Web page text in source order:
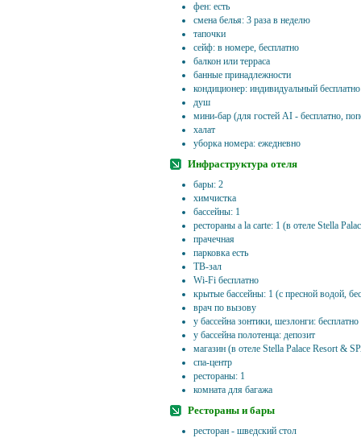
фен: есть
смена белья: 3 раза в неделю
тапочки
сейф: в номере, бесплатно
балкон или терраса
банные принадлежности
кондиционер: индивидуальный бесплатно
душ
мини-бар (для гостей AI - бесплатно,
халат
уборка номера: ежедневно
Инфраструктура отеля
бары: 2
химчистка
бассейны: 1
рестораны a la carte: 1 (в отеле Stella
прачечная
парковка есть
ТВ-зал
Wi-Fi бесплатно
крытые бассейны: 1 (с пресной водой,
врач по вызову
у бассейна зонтики, шезлонги: бесплатно
у бассейна полотенца: депозит
магазин (в отеле Stella Palace Resort &
спа-центр
рестораны: 1
комната для багажа
Рестораны и бары
ресторан - шведский стол